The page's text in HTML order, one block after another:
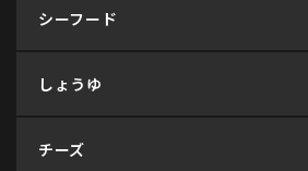
シーフード
しょうゆ
チーズ